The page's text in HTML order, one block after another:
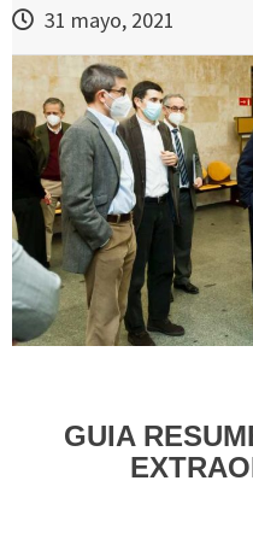
31 mayo, 2021
GUIA